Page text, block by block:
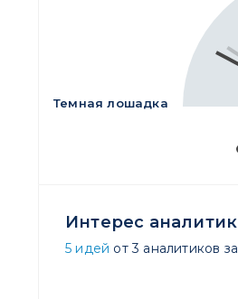
Темная лошадка
Интерес
5 идей от 3 аналитиков